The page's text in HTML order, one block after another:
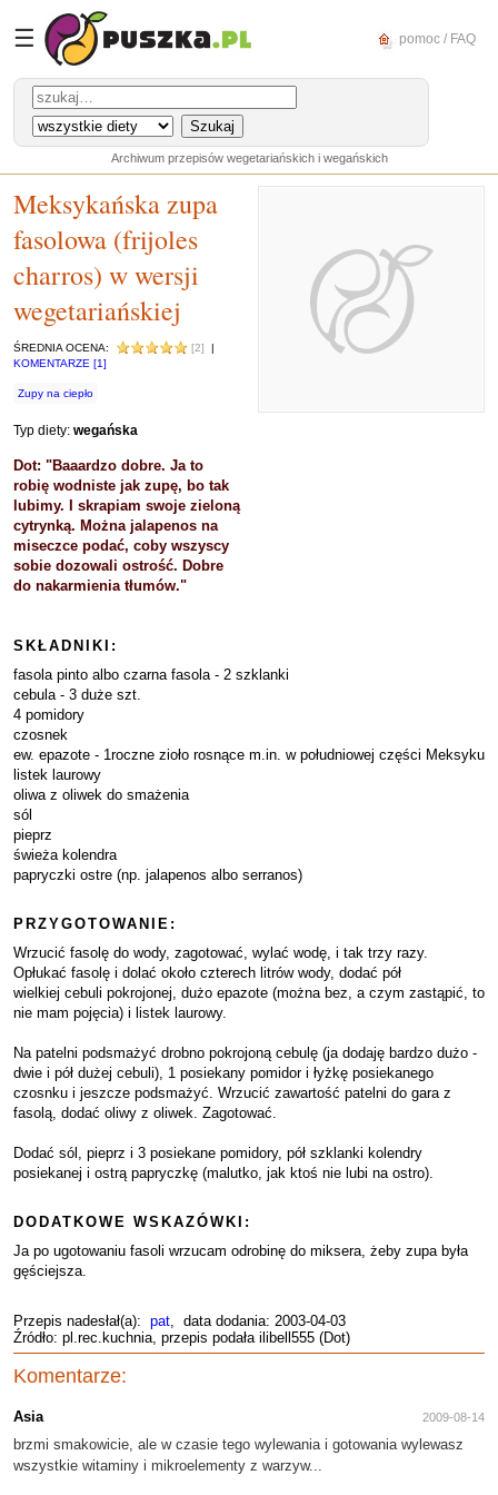
☰ pomoc / FAQ
Archiwum przepisów wegetariańskich i wegańskich
Meksykańska zupa
fasolowa (frijoles
charros) w wersji
wegetariańskiej
ŚREDNIA OCENA: [2]
|
KOMENTARZE [1]
Zupy na ciepło
Typ diety: wegańska
Dot: "Baaardzo dobre. Ja to
robię wodniste jak zupę, bo tak
lubimy. I skrapiam swoje zieloną
cytrynką. Można jalapenos na
miseczce podać, coby wszyscy
sobie dozowali ostrość. Dobre
do nakarmienia tłumów."
SKŁADNIKI:
fasola pinto albo czarna fasola - 2 szklanki
cebula - 3 duże szt.
4 pomidory
czosnek
ew. epazote - 1roczne zioło rosnące m.in. w południowej części Meksyku
listek laurowy
oliwa z oliwek do smażenia
sól
pieprz
świeża kolendra
papryczki ostre (np. jalapenos albo serranos)
PRZYGOTOWANIE:
Wrzucić fasolę do wody, zagotować, wylać wodę, i tak trzy razy.
Opłukać fasolę i dolać około czterech litrów wody, dodać pół
wielkiej cebuli pokrojonej, dużo epazote (można bez, a czym zastąpić, to
nie mam pojęcia) i listek laurowy.
Na patelni podsmażyć drobno pokrojoną cebulę (ja dodaję bardzo dużo -
dwie i pół dużej cebuli), 1 posiekany pomidor i łyżkę posiekanego
czosnku i jeszcze podsmażyć. Wrzucić zawartość patelni do gara z
fasolą, dodać oliwy z oliwek. Zagotować.
Dodać sól, pieprz i 3 posiekane pomidory, pół szklanki kolendry
posiekanej i ostrą papryczkę (malutko, jak ktoś nie lubi na ostro).
DODATKOWE WSKAZÓWKI:
Ja po ugotowaniu fasoli wrzucam odrobinę do miksera, żeby zupa była
gęściejsza.
Przepis nadesłał(a): pat, data dodania: 2003-04-03
Źródło: pl.rec.kuchnia, przepis podała ilibell555 (Dot)
Komentarze:
Asia 2009-08-14
brzmi smakowicie, ale w czasie tego wylewania i gotowania wylewasz
wszystkie witaminy i mikroelementy z warzyw...